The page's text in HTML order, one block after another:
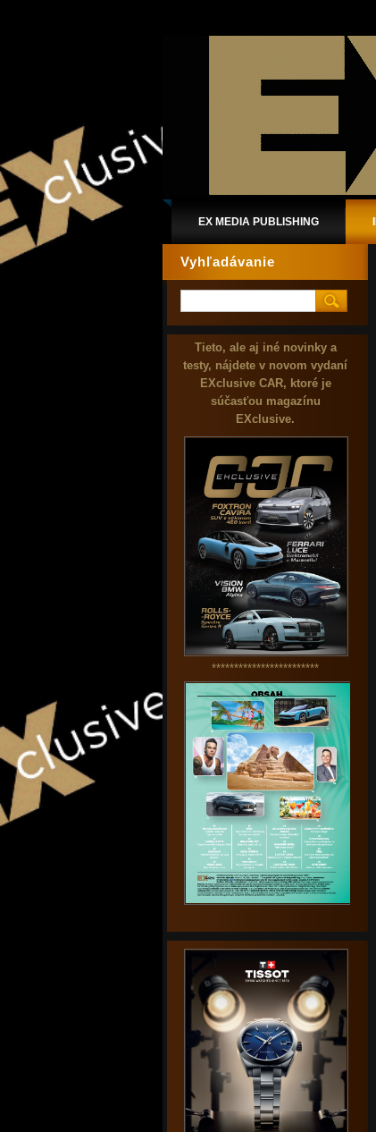
EX MEDIA PUBLISHING
Vyhľadávanie
Tieto, ale aj iné novinky a
testy, nájdete v novom vydaní
EXclusive CAR, ktoré je
súčasťou magazínu
EXclusive.
************************